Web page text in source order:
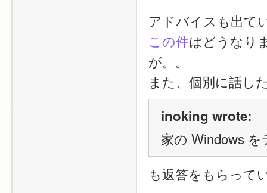
アドバイスも出て
この件はどうなり
が。。
また、個別に話し
inoking wrote:
家の Windows
も返答をもらって